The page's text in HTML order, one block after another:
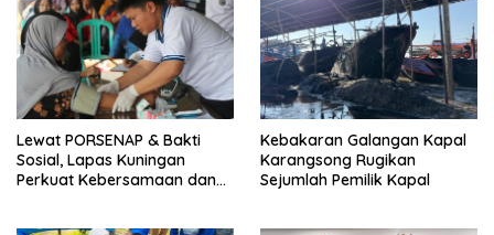
Lewat PORSENAP & Bakti
Sosial, Lapas Kuningan
Perkuat Kebersamaan dan
Kebakaran Galangan Kapal
Karangsong Rugikan
Sejumlah Pemilik Kapal